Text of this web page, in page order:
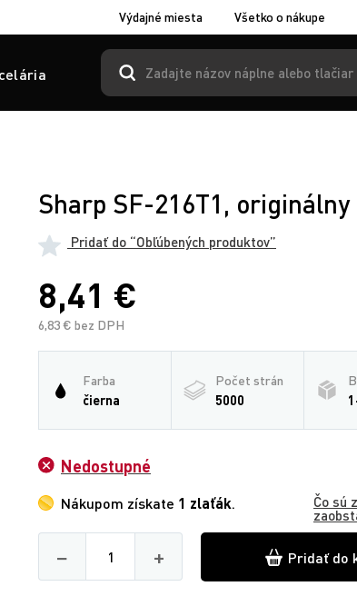
Výdajné miesta Všetko o nákupe
Sharp SF-216T1,
Pridať do “Obľúbených produktov”
8,41 €
6,83 € bez DPH
Farba
čierna
Počet strán
5000
Nedostupné
Nákupom získate 1 zlaťák.
Čo sú
−
Množství
+ Pridať do